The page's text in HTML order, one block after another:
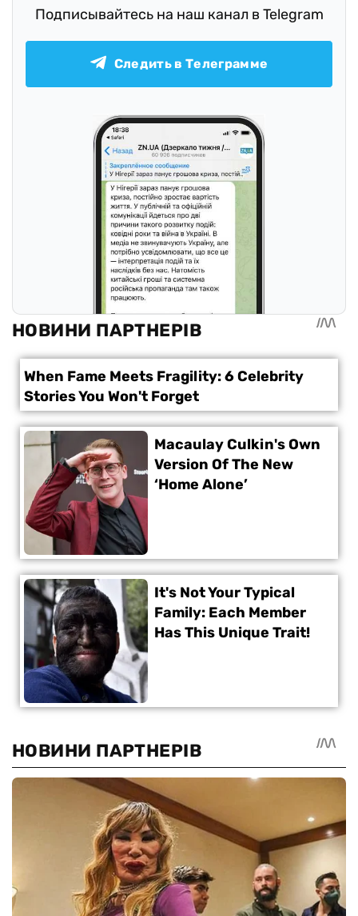
Подписывайтесь на наш канал в Telegram
Следить в Телеграмме